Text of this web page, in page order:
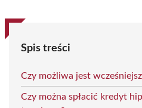
Spis treści
Czy możliwa jest
Czy można spłacić kredyt